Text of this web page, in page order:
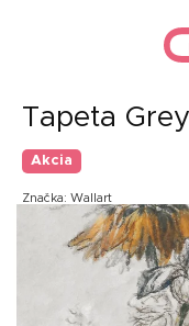
Tapeta
Akcia
Značka: Wallart